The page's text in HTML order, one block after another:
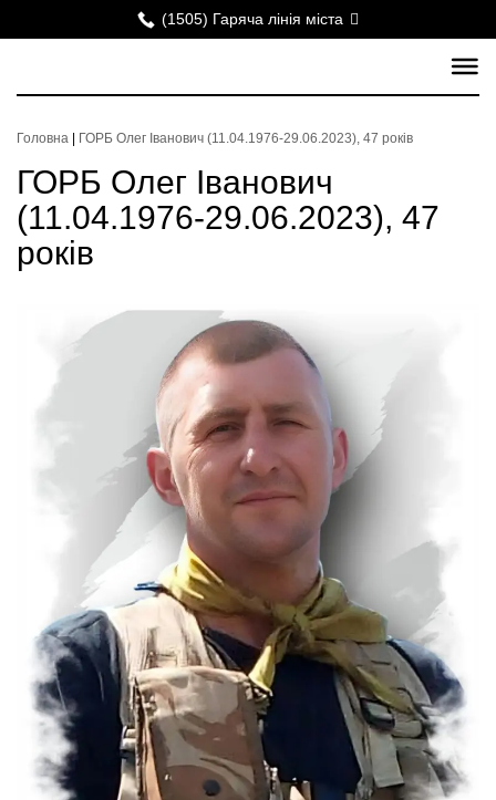
(1505) Гаряча лінія міста
Головна ГОРБ Олег Іванович (11.04.1976-29.06.2023), 47 років
ГОРБ Олег Іванович
(11.04.1976-29.06.2023), 47
років